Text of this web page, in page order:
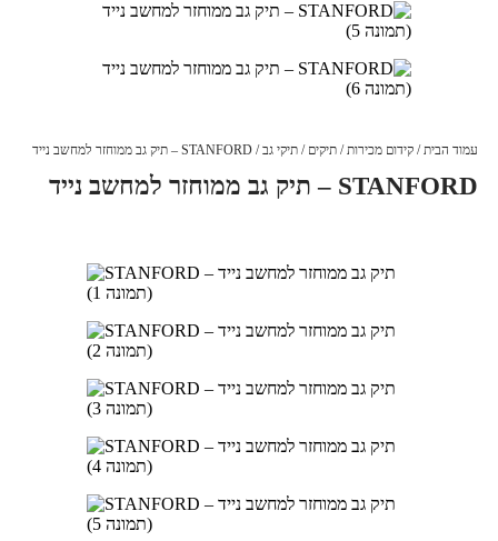
עמוד הבית/קידום מכירות/תיקים/תיקי גב/ STANFORD – תיק גב ממוחזר למחשב נייד
STANFORD – תיק גב ממוחזר למחשב נייד